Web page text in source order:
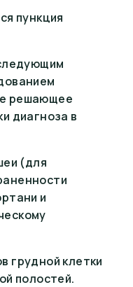
пункция
решающее
диагноза в
(для
и
грудной клетки
полостей.